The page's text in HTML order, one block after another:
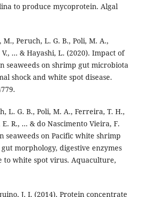
to produce mycoprotein. Algal
Peruch, L. G. B., Poli, M. A.,
V., ... & Hayashi, L. (2020). Impact of
seaweeds on shrimp gut microbiota
shock and white spot disease.
L. G. B., Poli, M. A., Ferreira, T. H.,
R., ... & do Nascimento Vieira, F.
seaweeds on Pacific white shrimp
morphology, digestive enzymes
to white spot virus. Aquaculture,
J. I. (2014). Protein concentrate